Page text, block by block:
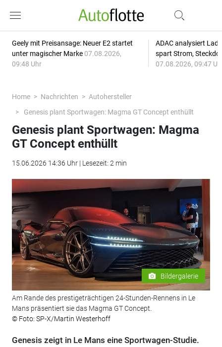
Geely mit Preisansage: Neuer E2 startet
unter magischer Marke 07.08.2026,
09:48 Uhr
ADAC analysiert
spart Strom,
07.08.2026, 09:47
Home Nachrichten
Autohersteller
Genesis plant Sportwagen: Magma GT Concept enthüllt
Genesis plant Sportwagen: Magma
GT Concept enthüllt
15.06.2026 14:36 Uhr | Lesezeit: 2 min
Bildergalerie
Am Rande des prestigeträchtigen 24-Stunden-Rennens in Le
Mans präsentiert sie das Magma GT Concept.
© Foto: SP-X/Martin Westerhoff
Genesis zeigt in Le Mans eine Sportwagen-Studie.